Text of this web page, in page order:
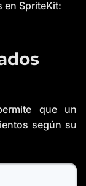
en SpriteKit:
que un
según su